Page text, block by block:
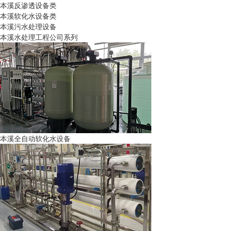
本溪反渗透设备类
本溪软化水设备类
本溪污水处理设备
本溪水处理工程公司系列
本溪全自动软化水设备